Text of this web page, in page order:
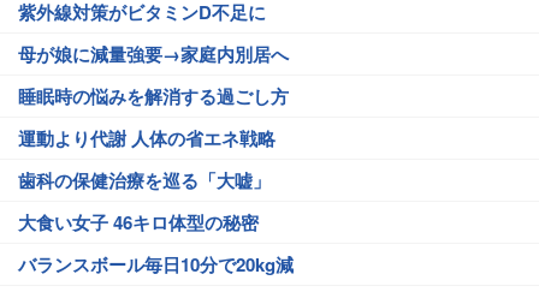
紫外線対策がビタミンD不足に
母が娘に減量強要→家庭内別居へ
睡眠時の悩みを解消する過ごし方
運動より代謝 人体の省エネ戦略
歯科の保健治療を巡る「大嘘」
大食い女子 46キロ体型の秘密
バランスボール毎日10分で20kg減